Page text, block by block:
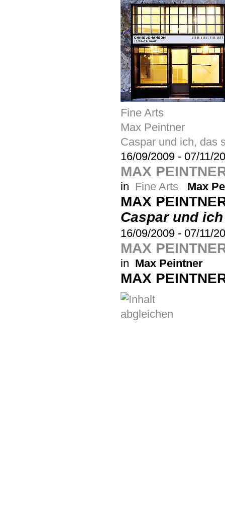
Fine Arts
Max Peintner
Caspar und ich, das
16/09/2009 - 07/11/
MAX
in Fine Arts Max
MAX
Caspar und ich
16/09/2009 - 07/11/
MAX
in Max Peintner
MAX